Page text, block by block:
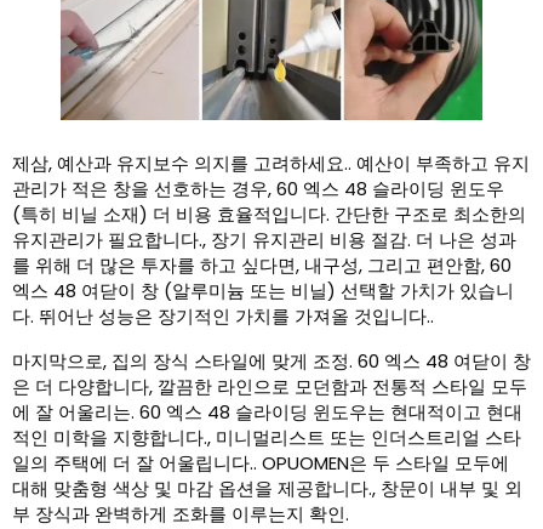
제삼, 예산과 유지보수 의지를 고려하세요.. 예산이 부족하고 유지
관리가 적은 창을 선호하는 경우, 60 엑스 48 슬라이딩 윈도우
(특히 비닐 소재) 더 비용 효율적입니다. 간단한 구조로 최소한의
유지관리가 필요합니다., 장기 유지관리 비용 절감. 더 나은 성과
를 위해 더 많은 투자를 하고 싶다면, 내구성, 그리고 편안함, 60
엑스 48 여닫이 창 (알루미늄 또는 비닐) 선택할 가치가 있습니
다. 뛰어난 성능은 장기적인 가치를 가져올 것입니다..
마지막으로, 집의 장식 스타일에 맞게 조정. 60 엑스 48 여닫이 창
은 더 다양합니다, 깔끔한 라인으로 모던함과 전통적 스타일 모두
에 잘 어울리는. 60 엑스 48 슬라이딩 윈도우는 현대적이고 현대
적인 미학을 지향합니다., 미니멀리스트 또는 인더스트리얼 스타
일의 주택에 더 잘 어울립니다.. OPUOMEN은 두 스타일 모두에
대해 맞춤형 색상 및 마감 옵션을 제공합니다., 창문이 내부 및 외
부 장식과 완벽하게 조화를 이루는지 확인.